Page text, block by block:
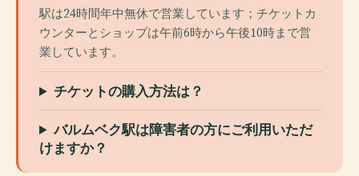
駅は24時間年中無休で営業しています；チケットカ
ウンターとショップは午前6時から午後10時まで営
業しています。
チケットの購入方法は？
バルムベク駅は障害者の方にご利用いただ
けますか？